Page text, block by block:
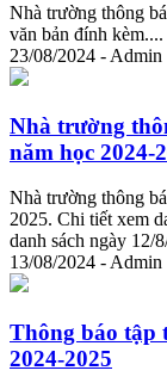
Nhà trường thông
văn bản đính kèm....
23/08/2024 -
Nhà trường
năm học 2024-
Nhà trường thông
2025. Chi tiết xem
danh sách ngày 12/
13/08/2024 -
Thông báo tập
2024-2025